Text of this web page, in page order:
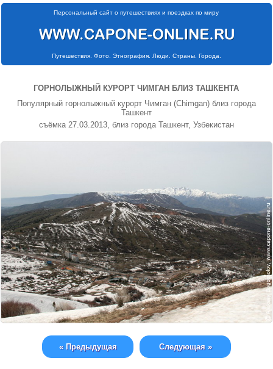
Персональный сайт о путешествиях и поездках по миру
Путешествия. Фото. Этнография. Люди. Страны. Города.
ГОРНОЛЫЖНЫЙ КУРОРТ ЧИМГАН БЛИЗ ТАШКЕНТА
Популярный горнолыжный курорт Чимган (Chimgan) близ города
Ташкент
съёмка 27.03.2013, близ города Ташкент, Узбекистан
« Предыдущая Следующая »